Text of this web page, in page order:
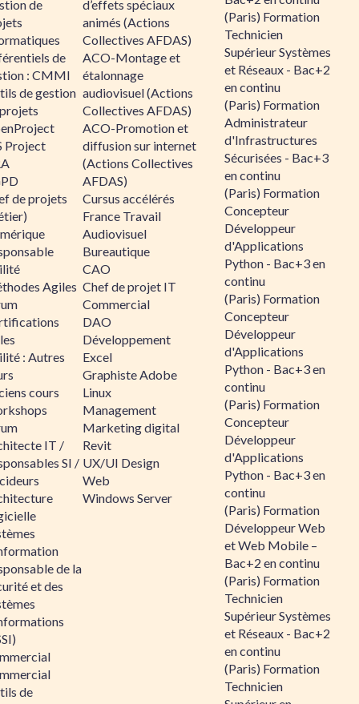
de
de
: CMMI
de gestion
Project
de projets
Agiles
: Autres
cours
IT /
SI /
de la
et des
de
d’effets spéciaux
animés (Actions
Collectives AFDAS)
ACO-Montage et
étalonnage
audiovisuel (Actions
Collectives AFDAS)
ACO-Promotion et
diffusion sur internet
(Actions Collectives
AFDAS)
Cursus accélérés
France Travail
Audiovisuel
Bureautique
CAO
Chef de projet IT
Commercial
DAO
Développement
Excel
Graphiste Adobe
Linux
Management
Marketing digital
Revit
UX/UI Design
Web
Windows Server
(Paris) Formation
Technicien
Supérieur Systèmes
et Réseaux - Bac+2
en continu
(Paris) Formation
Administrateur
d'Infrastructures
Sécurisées - Bac+3
en continu
(Paris) Formation
Concepteur
Développeur
d'Applications
Python - Bac+3 en
continu
(Paris) Formation
Concepteur
Développeur
d'Applications
Python - Bac+3 en
continu
(Paris) Formation
Concepteur
Développeur
d'Applications
Python - Bac+3 en
continu
(Paris) Formation
Développeur Web
et Web Mobile –
Bac+2 en continu
(Paris) Formation
Technicien
Supérieur Systèmes
et Réseaux - Bac+2
en continu
(Paris) Formation
Technicien